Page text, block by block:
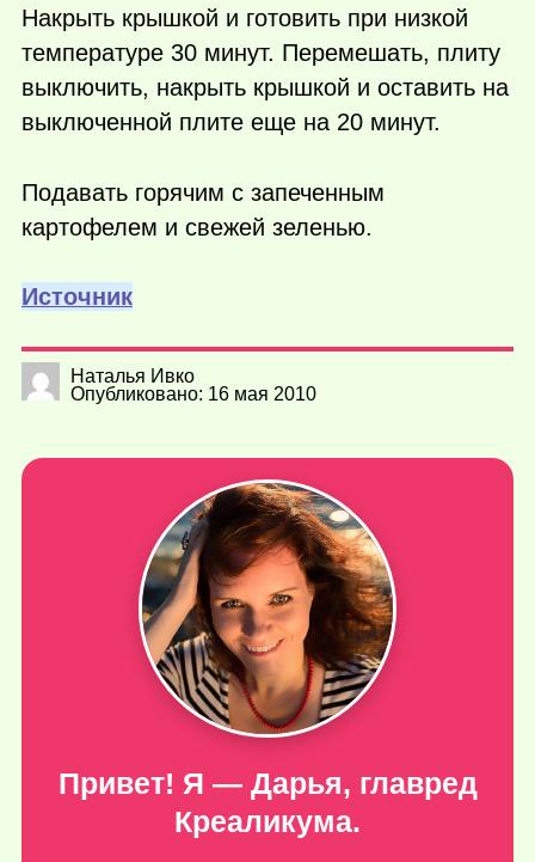
Накрыть крышкой и готовить при низкой
температуре 30 минут. Перемешать, плиту
выключить, накрыть крышкой и оставить на
выключенной плите еще на 20 минут.
Подавать горячим с запеченным
картофелем и свежей зеленью.
Источник
Наталья Ивко
Опубликовано: 16 мая 2010
Привет! Я — Дарья, главред
Креаликума.